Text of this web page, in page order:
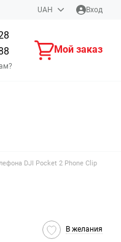
UAH Вход
Мой заказ
DJI Pocket 2 Phone Clip
В желания